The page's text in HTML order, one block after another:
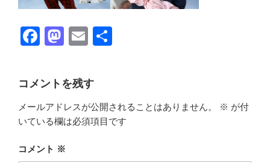
F
c
e
b
o
o
M
st
o
d
o
n
E
ail
コメントを残す
メールアドレスが公開されることはありません。 ※ が付
いている欄は必須項目です
コメント ※